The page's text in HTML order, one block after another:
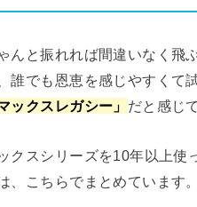
んと振れれば間違いなく飛
誰でも恩恵を感じやすくて
ックスレガシー」 だと感じ
クスシリーズを10年以上
、こちらでまとめています。